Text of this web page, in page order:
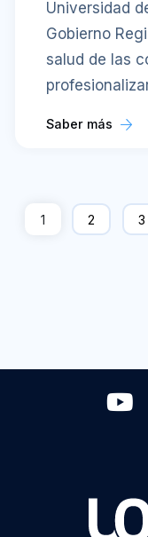
Universidad
Gobierno
salud de las
Saber más
1 2 3